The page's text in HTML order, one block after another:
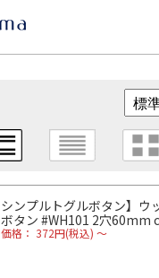
シンプルトグルボタン】ウ
ボタン #WH101 2穴60mm
価格： 372円(税込) ～